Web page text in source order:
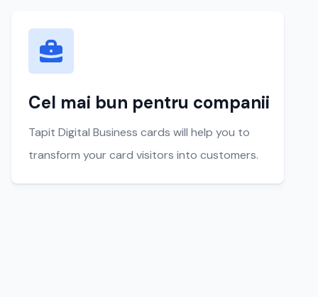
Cel mai bun pentru companii
Tapit Digital Business cards will help you to
transform your card visitors into customers.